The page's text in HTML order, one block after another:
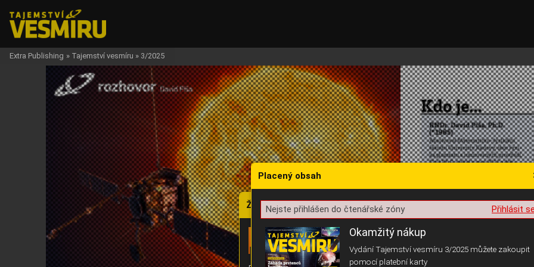
Žádost o souhlas s ukládáním volitelných informací
Extra Publishing » Tajemství vesmíru » 3/2025
Placený obsah
Přihlásit
Nejste přihlášen do čtenářské zóny
Okamžitý nákup
Vydání Tajemství vesmíru 3/2025 můžete zakoupit
pomocí platební karty